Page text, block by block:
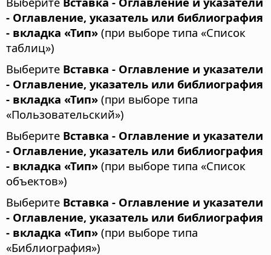
- Оглавление, указатель или библиография
- вкладка «Тип» (при выборе типа «Список
таблиц»)
Выберите Вставка - Оглавление и указатели
- Оглавление, указатель или библиография
- вкладка «Тип» (при выборе типа
«Пользовательский»)
Выберите Вставка - Оглавление и указатели
- Оглавление, указатель или библиография
- вкладка «Тип» (при выборе типа «Список
объектов»)
Выберите Вставка - Оглавление и указатели
- Оглавление, указатель или библиография
- вкладка «Тип» (при выборе типа
«Библиография»)